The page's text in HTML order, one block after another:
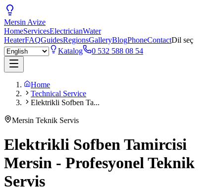
Mersin Avize
HomeServicesElectricianWater
HeaterFAQGuidesRegionsGalleryBlogPhoneContactDil seç
Katalog
0 532 588 08 54
Home
Technical Service
Elektrikli Sofben Ta...
Mersin Teknik Servis
Elektrikli Sofben Tamircisi
Mersin - Profesyonel Teknik
Servis